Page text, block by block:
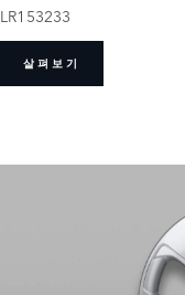
LR153233
살펴보기